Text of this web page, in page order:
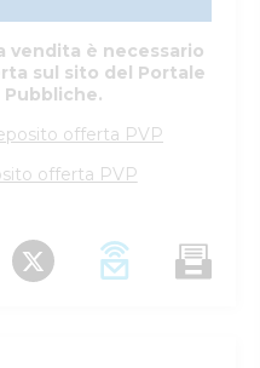
vendita è necessario
sul sito del Portale
offerta PVP
offerta PVP